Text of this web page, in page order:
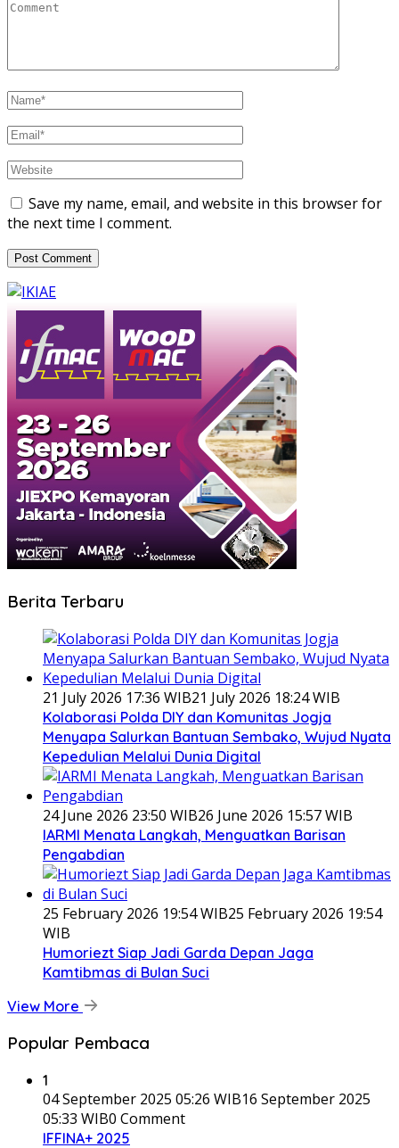
Save my name, email, and website in this browser for
the next time I comment.
Berita Terbaru
21 July 2026 17:36 WIB21 July 2026 18:24 WIB
Kolaborasi Polda DIY dan Komunitas Jogja
Menyapa Salurkan Bantuan Sembako, Wujud Nyata
Kepedulian Melalui Dunia Digital
24 June 2026 23:50 WIB26 June 2026 15:57 WIB
IARMI Menata Langkah, Menguatkan Barisan
Pengabdian
25 February 2026 19:54 WIB25 February 2026 19:54
WIB
Humoriezt Siap Jadi Garda Depan Jaga
Kamtibmas di Bulan Suci
View More
Popular Pembaca
1
04 September 2025 05:26 WIB16 September 2025
05:33 WIB0 Comment
IFFINA+ 2025